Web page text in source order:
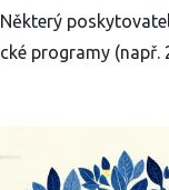
programy